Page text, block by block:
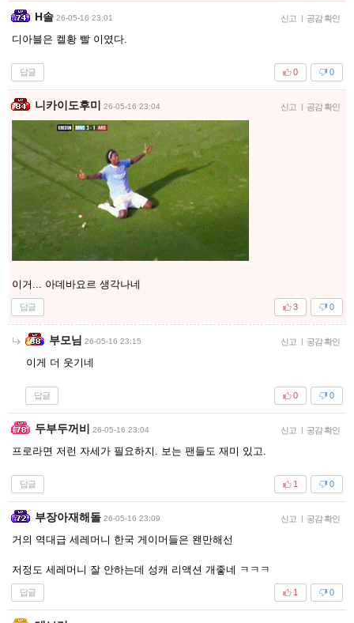
H솔 26-05-16 23:01 신고 | 공감 확인
디아블은 켈황 빨 이였다.
답글 0
0
니카이도후미 26-05-16 23:04 신고 | 공감 확인
이거... 아데바요르 생각나네
답글 0
3
부모님 26-05-16 23:15 신고 | 공감 확인
이게 더 웃기네
답글 0
0
두부두꺼비 26-05-16 23:04 신고 | 공감 확인
프로라면 저런 자세가 필요하지. 보는 팬들도 재미 있고.
답글 0
1
부장아재해돌 26-05-16 23:09 신고 | 공감 확인
거의 역대급 세레머니 한국 게이머들은 왠만해선
저정도 세레머니 잘 안하는데 성캐 리액션 개좋네 ㅋㅋㅋ
답글 0
1